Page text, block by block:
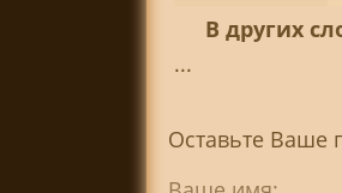
В других
...
Оставьте Ваше